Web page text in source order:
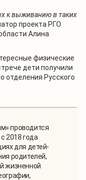
к выживанию в таких
проекта РГО
Алина
физические
дети получили
отделения Русского
проводится
2018 года
для детей-
родителей,
жизненной